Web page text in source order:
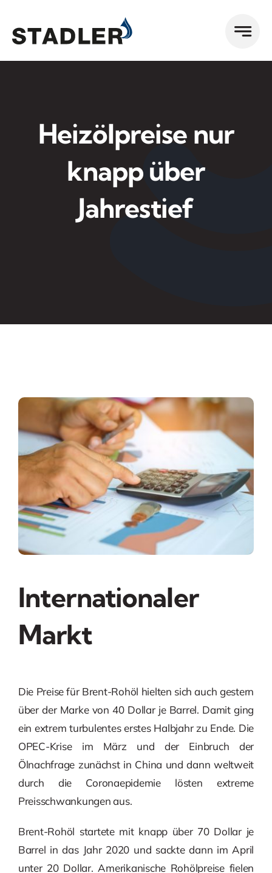
Inhalt
springen
Heizölpreise nur
knapp über
Jahrestief
Internationaler
Markt
Die Preise für Brent-Rohöl hielten sich auch gestern
über der Marke von 40 Dollar je Barrel. Damit ging
ein extrem turbulentes erstes Halbjahr zu Ende. Die
OPEC-Krise im März und der Einbruch der
Ölnachfrage zunächst in China und dann weltweit
durch die Coronaepidemie lösten extreme
Preisschwankungen aus.
Brent-Rohöl startete mit knapp über 70 Dollar je
Barrel in das Jahr 2020 und sackte dann im April
unter 20 Dollar. Amerikanische Rohölpreise fielen